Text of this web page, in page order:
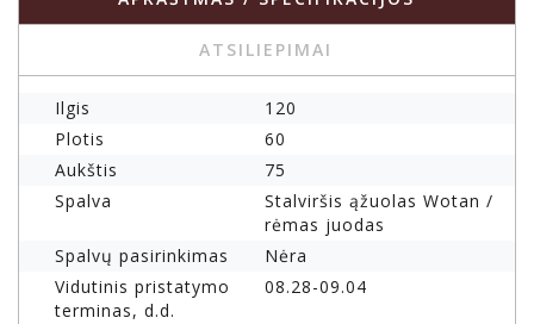
ATSILIEPIMAI
Ilgis
120
Plotis
60
Aukštis
75
Spalva
Stalviršis ąžuolas Wotan /
rėmas juodas
Spalvų pasirinkimas
Nėra
Vidutinis pristatymo
terminas, d.d.
08.28-09.04